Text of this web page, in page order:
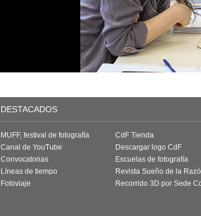
DESTACADOS
MUFF, festival de fotografía
Canal de YouTube
Convocatorias
Líneas de tiempo
Fotoviaje
CdF Tienda
Descargar logo CdF
Escuelas de fotografía
Revista Sueño de la
Recorrido 3D por Sede